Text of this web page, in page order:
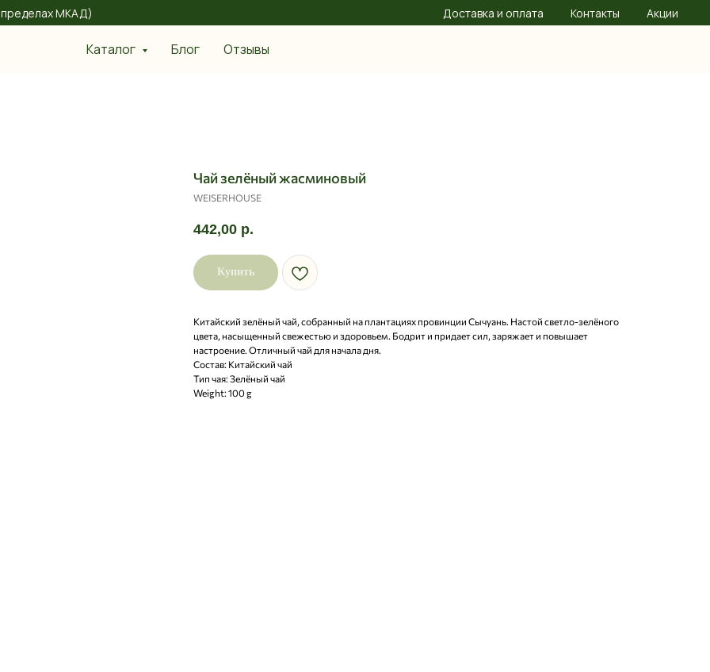
пределах МКАД) Доставка и оплата Контакты Акции
Каталог Блог Отзывы
Чай зелёный жасминовый
WEISERHOUSE
442,00 р.
Купить
Китайский зелёный чай, собранный на плантациях провинции Сычуань. Настой светло-зелёного
цвета, насыщенный свежестью и здоровьем. Бодрит и придает сил, заряжает и повышает
настроение. Отличный чай для начала дня.
Состав: Китайский чай
Тип чая: Зелёный чай
Weight: 100 g